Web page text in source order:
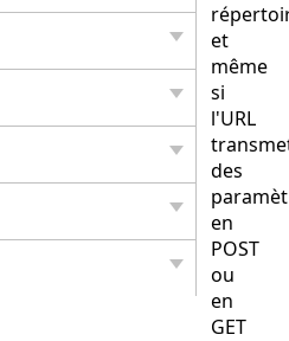
et
même
si
l'URL
des
en
POST
ou
en
GET